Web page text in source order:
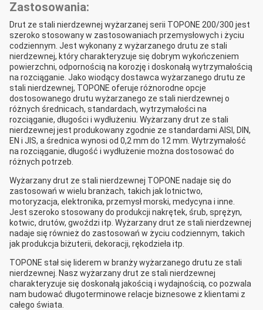
Zastosowania:
Drut ze stali nierdzewnej wyżarzanej serii TOPONE 200/300 jest
szeroko stosowany w zastosowaniach przemysłowych i życiu
codziennym. Jest wykonany z wyżarzanego drutu ze stali
nierdzewnej, który charakteryzuje się dobrym wykończeniem
powierzchni, odpornością na korozję i doskonałą wytrzymałością
na rozciąganie. Jako wiodący dostawca wyżarzanego drutu ze
stali nierdzewnej, TOPONE oferuje różnorodne opcje
dostosowanego drutu wyżarzanego ze stali nierdzewnej o
różnych średnicach, standardach, wytrzymałości na
rozciąganie, długości i wydłużeniu. Wyżarzany drut ze stali
nierdzewnej jest produkowany zgodnie ze standardami AISI, DIN,
EN i JIS, a średnica wynosi od 0,2 mm do 12 mm. Wytrzymałość
na rozciąganie, długość i wydłużenie można dostosować do
różnych potrzeb.
Wyżarzany drut ze stali nierdzewnej TOPONE nadaje się do
zastosowań w wielu branżach, takich jak lotnictwo,
motoryzacja, elektronika, przemysł morski, medycyna i inne.
Jest szeroko stosowany do produkcji nakrętek, śrub, sprężyn,
kotwic, drutów, gwoździ itp. Wyżarzany drut ze stali nierdzewnej
nadaje się również do zastosowań w życiu codziennym, takich
jak produkcja biżuterii, dekoracji, rękodzieła itp.
TOPONE stał się liderem w branży wyżarzanego drutu ze stali
nierdzewnej. Nasz wyżarzany drut ze stali nierdzewnej
charakteryzuje się doskonałą jakością i wydajnością, co pozwala
nam budować długoterminowe relacje biznesowe z klientami z
całego świata.